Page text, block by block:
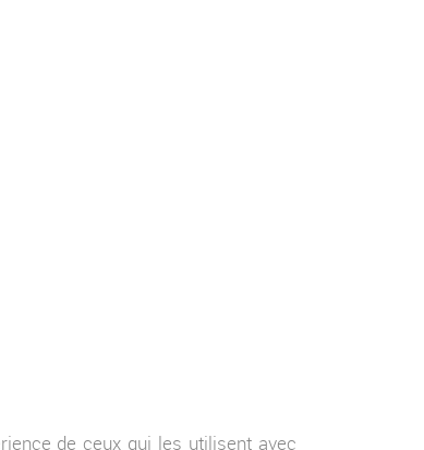
de ceux qui les utilisent avec